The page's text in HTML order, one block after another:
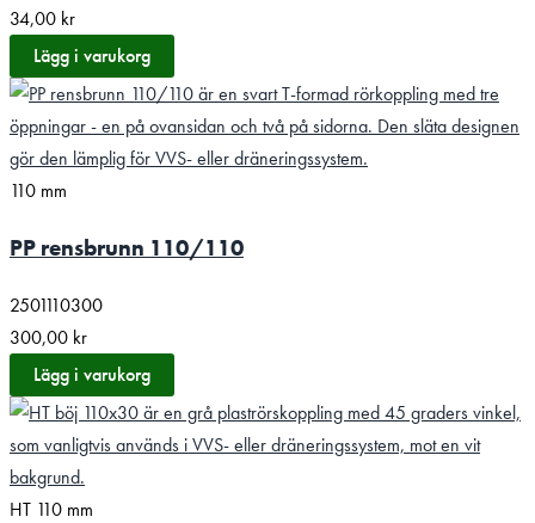
34,00 kr
Lägg i varukorg
110 mm
PP rensbrunn 110/110
2501110300
300,00 kr
Lägg i varukorg
HT 110 mm